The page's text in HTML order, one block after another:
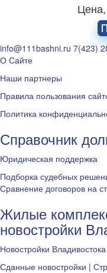
info@111bashni.ru 7(423)
О Сайте
Наши партнеры
Правила пользования
Политика
Справочник
Юридическая поддержка
Подборка судебных
Сравнение договоров на
Жилые
новостройки
Новостройки
Сданные новостройки |